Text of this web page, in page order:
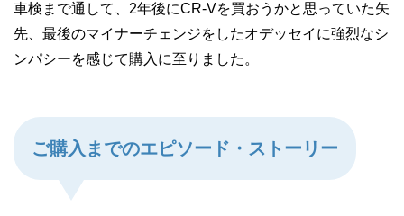
車検まで通して、2年後にCR-Vを買おうかと思っていた矢
先、最後のマイナーチェンジをしたオデッセイに強烈なシ
ンパシーを感じて購入に至りました。
ご購入までのエピソード・ストーリー